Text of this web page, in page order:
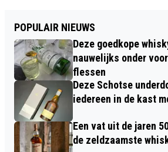
POPULAIR NIEUWS
Deze goedkope
nauwelijks onder
flessen
Deze Schotse
iedereen in de kast
Een vat uit de jaren
de zeldzaamste